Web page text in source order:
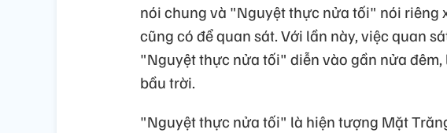
nói chung và "Nguyệt thực nửa tối" nói riêng
cũng có để quan sát. Với lần này, việc quan
"Nguyệt thực nửa tối" diễn vào gần nửa
bầu trời.
"Nguyệt thực nửa tối" là hiện tượng Mặt